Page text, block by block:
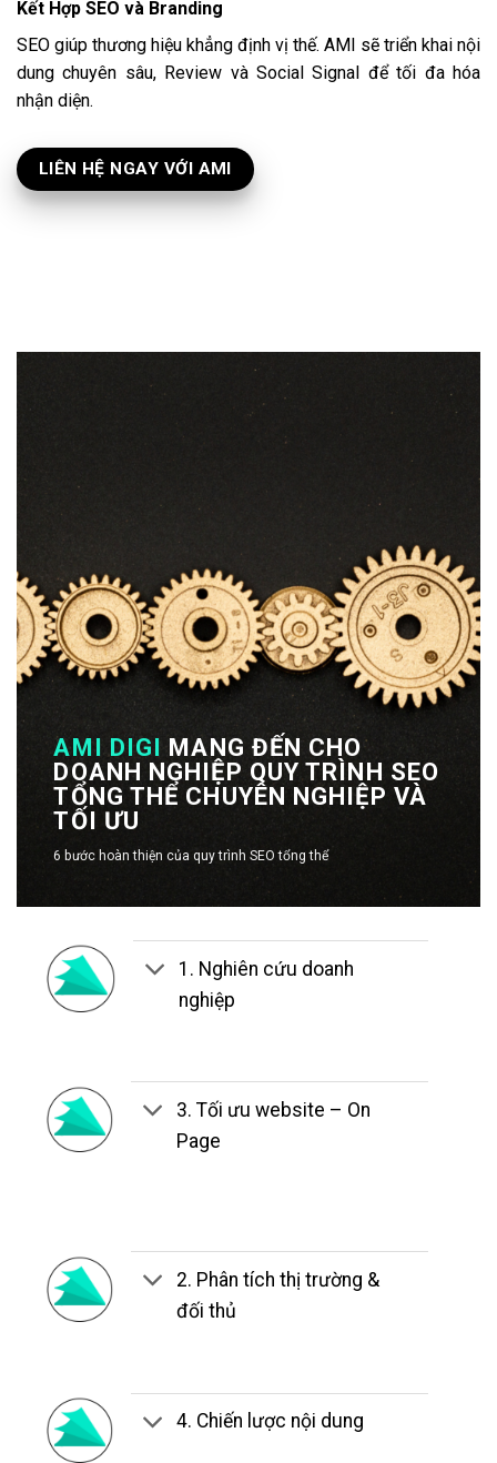
Kết Hợp SEO và Branding
SEO giúp thương hiệu khẳng định vị thế. AMI sẽ triển khai nội
dung chuyên sâu, Review và Social Signal để tối đa hóa
nhận diện.
LIÊN HỆ NGAY VỚI AMI
AMI DIGI
MANG ĐẾN CHO
DOANH NGHIỆP QUY TRÌNH SEO
TỔNG THỂ CHUYÊN NGHIỆP VÀ
TỐI ƯU
6 bước hoàn thiện của quy trình SEO tổng thể
1. Nghiên cứu doanh
nghiệp
3. Tối ưu website – On
Page
2. Phân tích thị trường &
đối thủ
4. Chiến lược nội dung